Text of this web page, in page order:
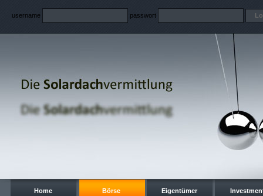
username passwort
Home Börse Eigentümer